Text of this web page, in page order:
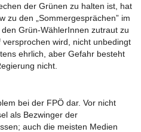
der Grünen zu halten ist, hat
zu den „Sommergesprächen” im
Grün-WählerInnen zutraut zu
wird, nicht unbedingt
ehrlich, aber Gefahr besteht
nicht.
bei der FPÖ dar. Vor nicht
als Bezwinger der
auch die meisten Medien